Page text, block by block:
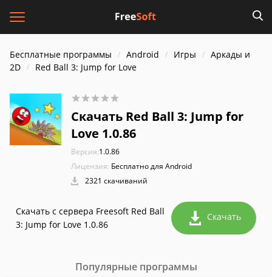
Бесплатные программы Android Игры
Аркады и
2D
Red Ball 3: Jump for Love
Скачать Red Ball 3: Jump for
Love 1.0.86
Версия:1.0.86
Лицензия: Бесплатно для Android
2321 скачиваний
Скачать с сервера Freesoft Red Ball
3: Jump for Love 1.0.86
Скачать
Популярные программы